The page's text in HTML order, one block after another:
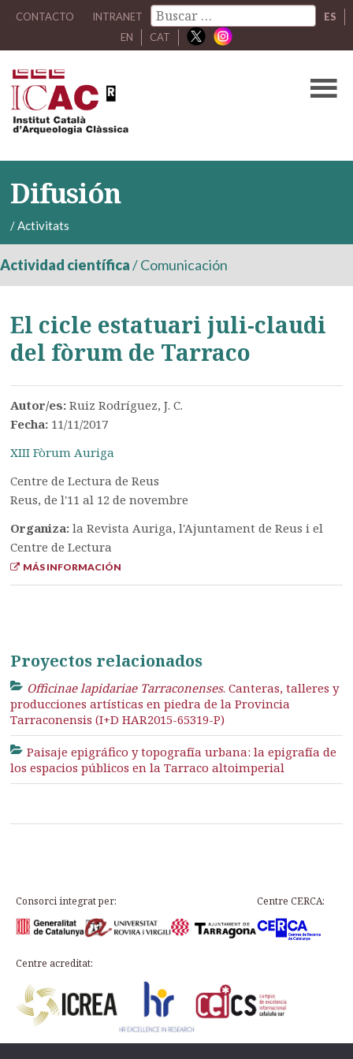
CONTACTO INTRANET
ES
EN
CAT
Difusión
/Activitats
Actividad científica/Comunicación
El cicle estatuari juli-claudi
del fòrum de Tarraco
Autor/es:Ruiz Rodríguez, J. C.
Fecha: 11/11/2017
XIII Fòrum Auriga
Centre de Lectura de Reus
Reus, de l'11 al 12 de novembre
Organiza:la Revista Auriga, l'Ajuntament de Reus i el
Centre de Lectura
MÁS INFORMACIÓN
Proyectos relacionados
Officinae lapidariae Tarraconenses. Canteras, talleres y
producciones artísticas en piedra de la Provincia
Tarraconensis (I+D HAR2015-65319-P)
Paisaje epigráfico y topografía urbana: la epigrafía de
los espacios públicos en la Tarraco altoimperial
Consorci integrat per: Centre CERCA:
Centre acreditat: